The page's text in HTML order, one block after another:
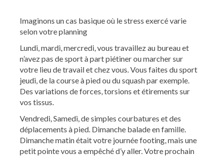
Imaginons un cas basique où le stress exercé varie
selon votre planning
Lundi, mardi, mercredi, vous travaillez au bureau et
n’avez pas de sport à part piétiner ou marcher sur
votre lieu de travail et chez vous. Vous faites du sport
jeudi, de la course à pied ou du squash par exemple.
Des variations de forces, torsions et étirements sur
vos tissus.
Vendredi, Samedi, de simples courbatures et des
déplacements à pied. Dimanche balade en famille.
Dimanche matin était votre journée footing, mais une
petit pointe vous a empêché d’y aller. Votre prochain